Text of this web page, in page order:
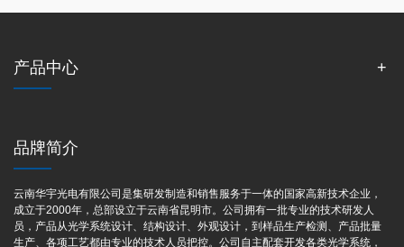
产品中心
品牌简介
云南华宇光电有限公司是集研发制造和销售服务于一体的国家高新技术企业，
成立于2000年，总部设立于云南省昆明市。公司拥有一批专业的技术研发人
员，产品从光学系统设计、结构设计、外观设计，到样品生产检测、产品批量
生产、各项工艺都由专业的技术人员把控。公司自主配套开发各类光学系统，